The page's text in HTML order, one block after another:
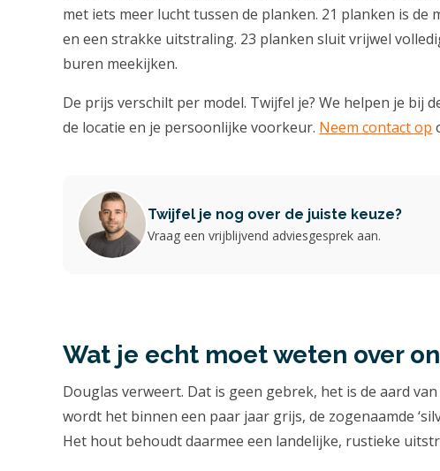
met iets meer lucht tussen de planken. 21 planken is de
en een strakke uitstraling. 23 planken sluit vrijwel
buren meekijken.
De prijs verschilt per model. Twijfel je? We helpen je bij
de locatie en je persoonlijke voorkeur. Neem contact op
Twijfel je nog over de juiste keuze?
Vraag een vrijblijvend adviesgesprek aan.
Wat je echt moet weten over
Douglas verweert. Dat is geen gebrek, het is de aard
wordt het binnen een paar jaar grijs, de zogenaamde
Het hout behoudt daarmee een landelijke, rustieke